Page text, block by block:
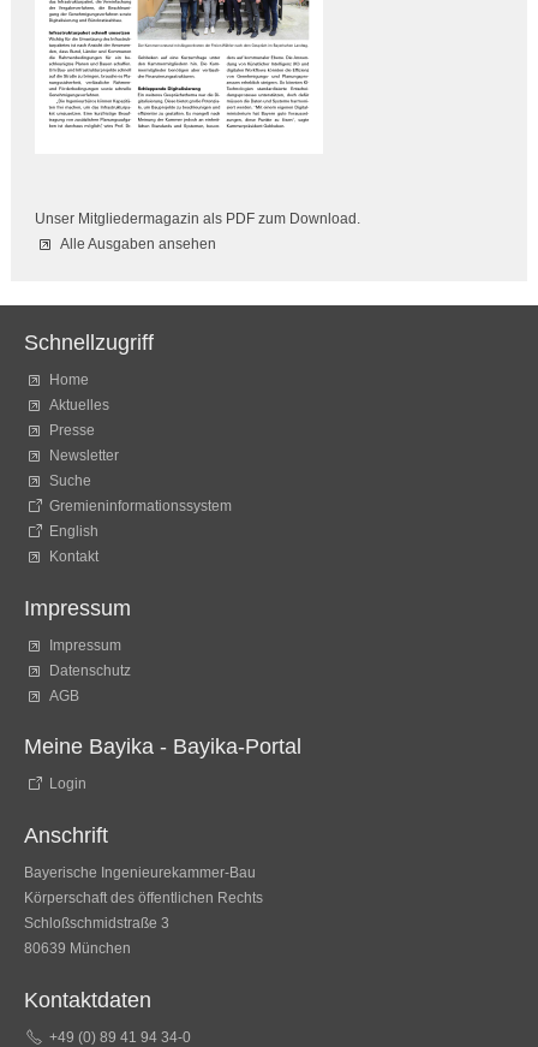
Unser Mitgliedermagazin als PDF zum Download.
Alle Ausgaben ansehen
Schnellzugriff
Home
Aktuelles
Presse
Newsletter
Suche
Gremieninformationssystem
English
Kontakt
Impressum
Impressum
Datenschutz
AGB
Meine Bayika - Bayika-Portal
Login
Anschrift
Bayerische Ingenieurekammer-Bau
Körperschaft des öffentlichen Rechts
Schloßschmidstraße 3
80639 München
Kontaktdaten
+49 (0) 89 41 94 34-0